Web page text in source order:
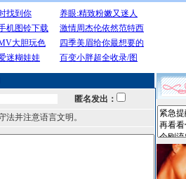
匿名发出：
法并注意语言文明。